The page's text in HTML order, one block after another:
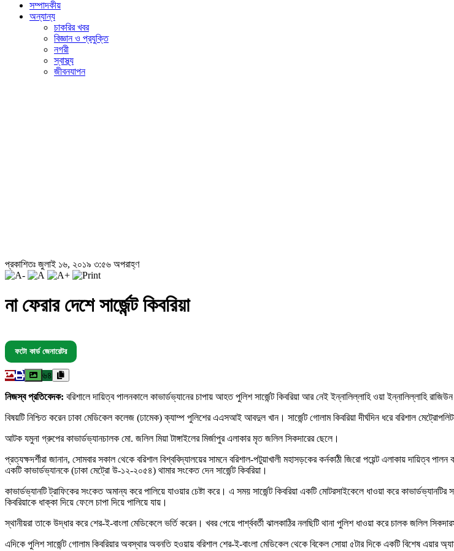
সম্পাদকীয়
অন্যান্য
চাকরির খবর
বিজ্ঞান ও প্রযুক্তি
নগরী
স্বাস্থ্য
জীবনযাপন
প্রকাশিতঃ জুলাই ১৬, ২০১৯ ৩:৫৬ অপরাহ্ণ
না ফেরার দেশে সার্জেন্ট কিবরিয়া
ফটো কার্ড জেনারেটর
৬৪
নিজস্ব প্রতিবেদক: বরিশালে দায়িত্ব পালনকালে কাভার্ডভ্যানের চাপায় আহত পুলিশ সার্জেন্ট কিবরিয়া আর নেই ইন্নালিল্লাহি ওয়া ইন্নালিল্লাহি
বিষয়টি নিশ্চিত করেন ঢাকা মেডিকেল কলেজ (ঢামেক) ক্যাম্প পুলিশের এএসআই আবদুল খান। সার্জেন্ট গোলাম কিবরিয়া দীর্ঘদিন ধরে বরিশাল
আটক যমুনা গ্রুপের কাভার্ডভ্যানচালক মো. জলিল মিয়া টাঙ্গাইলের মির্জাপুর এলাকার মৃত জলিল সিকদারের ছেলে।
প্রত্যক্ষদর্শীরা জানান, সোমবার সকাল থেকে বরিশাল বিশ্ববিদ্যালয়ের সামনে বরিশাল-পটুয়াখালী মহাসড়কের কর্নকাঠী জিরো পয়েন্ট এলাকায় দায়িত্ব
একটি কাভার্ডভ্যানকে (ঢাকা মেট্রো উ-১২-২০৫৪) থামার সংকেত দেন সার্জেন্ট কিবরিয়া।
কাভার্ডভ্যানটি ট্রাফিকের সংকেত অমান্য করে পালিয়ে যাওয়ার চেষ্টা করে। এ সময় সার্জেন্ট কিবরিয়া একটি মোটরসাইকেলে ধাওয়া করে
কিবরিয়াকে ধাক্কা দিয়ে ফেলে চাপা দিয়ে পালিয়ে যায়।
স্থানীয়রা তাকে উদ্ধার করে শের-ই-বাংলা মেডিকেলে ভর্তি করেন। খবর পেয়ে পার্শ্ববর্তী ঝালকাঠির নলছিটি থানা পুলিশ ধাওয়া করে চালক জলিল
এদিকে পুলিশ সার্জেন্ট গোলাম কিবরিয়ার অবস্থার অবনতি হওয়ায় বরিশাল শের-ই-বাংলা মেডিকেল থেকে বিকেল সোয়া ৫টার দিকে একটি বিশেষ এয়ার